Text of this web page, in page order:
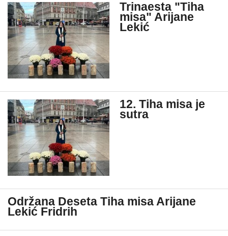
Trinaesta "Tiha
misa" Arijane
Lekić
12. Tiha misa je
sutra
Održana Deseta Tiha misa Arijane
Lekić Fridrih